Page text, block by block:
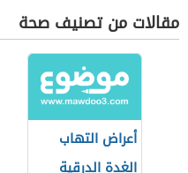
مقالات من تصنيف صحة
أعراض التهاب
الغدة الدرقية